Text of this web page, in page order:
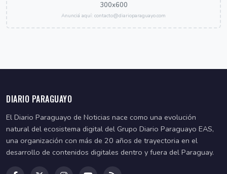
300x600
Anunciá aquí: contacto@diarioparaguayo.com
DIARIO PARAGUAYO
El Diario Paraguayo de Noticias nace como una evolución
natural del ecosistema digital del Grupo Diario Paraguayo EAS,
una organización con más de 20 años de trayectoria en el
desarrollo de contenidos digitales dentro y fuera del Paraguay.